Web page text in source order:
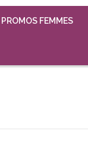
PROMOS FEMMES